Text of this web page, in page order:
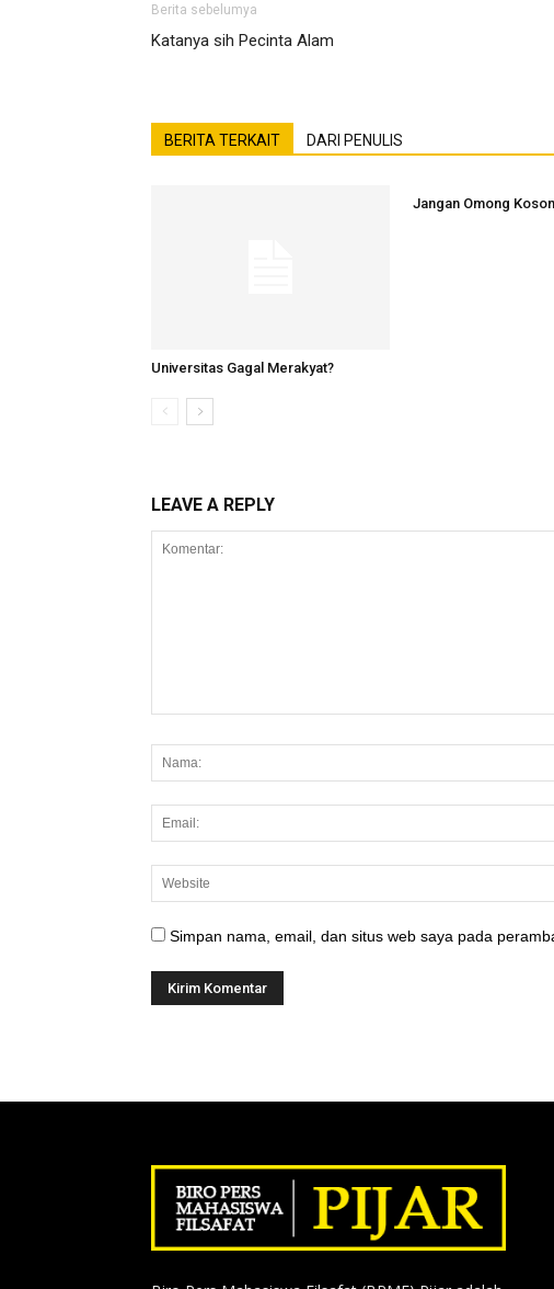
Berita sebelumya
Katanya sih Pecinta Alam
BERITA TERKAIT DARI PENULIS
Universitas Gagal Merakyat?
Jangan Omong
LEAVE A REPLY
Simpan nama, email, dan situs web saya pada